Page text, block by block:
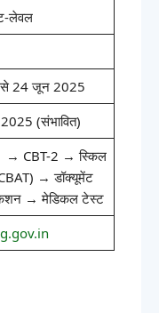
लेवल
24 जून 2025
(संभावित)
→ CBT-2 → स्किल
→ डॉक्यूमेंट
→ मेडिकल टेस्ट